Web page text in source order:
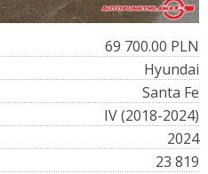
69 700.00 PLN
Hyundai
Santa Fe
IV (2018-2024)
2024
23 819